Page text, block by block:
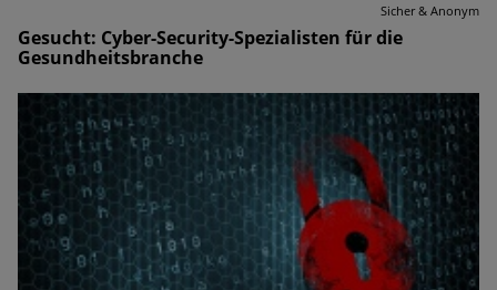
Sicher & Anonym
Gesucht: Cyber-Security-Spezialisten für die
Gesundheitsbranche